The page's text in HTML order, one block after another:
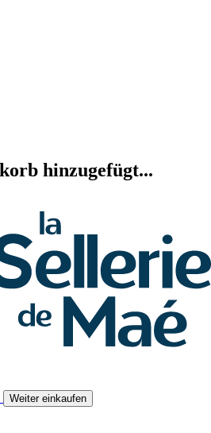
hinzugefügt...
Weiter einkaufen